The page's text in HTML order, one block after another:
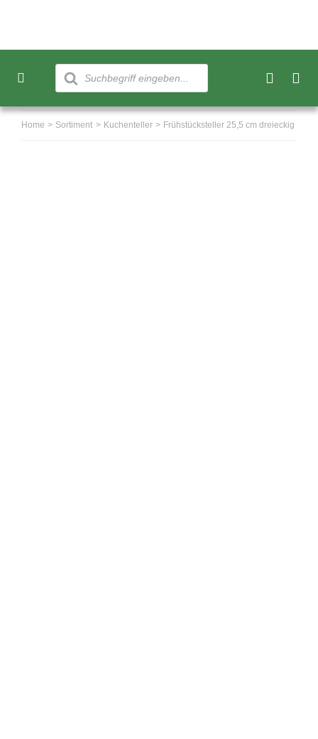
content
Products
search
Toggle
Neu
Home Sortiment Kuchenteller Frühstücksteller 25,5 cm dreieckig